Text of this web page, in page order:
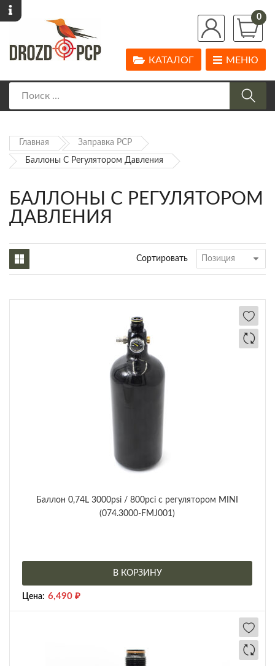
0
МЕНЮ
КАТАЛОГ
Главная Заправка PCP
Баллоны С Регулятором Давления
БАЛЛОНЫ С РЕГУЛЯТОРОМ
ДАВЛЕНИЯ
Сортировать
Баллон 0,74L 3000psi / 800pci с регулятором MINI
(074.3000-FMJ001)
В КОРЗИНУ
Цена: 6,490 ₽